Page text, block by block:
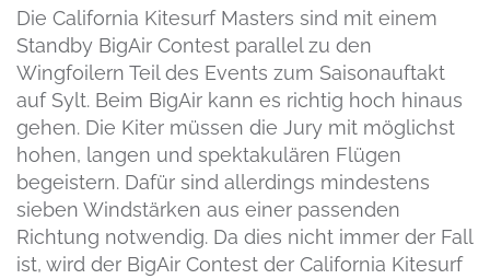
Die California Kitesurf Masters sind mit einem
Standby BigAir Contest parallel zu den
Wingfoilern Teil des Events zum Saisonauftakt
auf Sylt. Beim BigAir kann es richtig hoch hinaus
gehen. Die Kiter müssen die Jury mit möglichst
hohen, langen und spektakulären Flügen
begeistern. Dafür sind allerdings mindestens
sieben Windstärken aus einer passenden
Richtung notwendig. Da dies nicht immer der Fall
ist, wird der BigAir Contest der California Kitesurf